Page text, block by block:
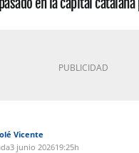
en la capital
Vicente
3 junio 202619:25h